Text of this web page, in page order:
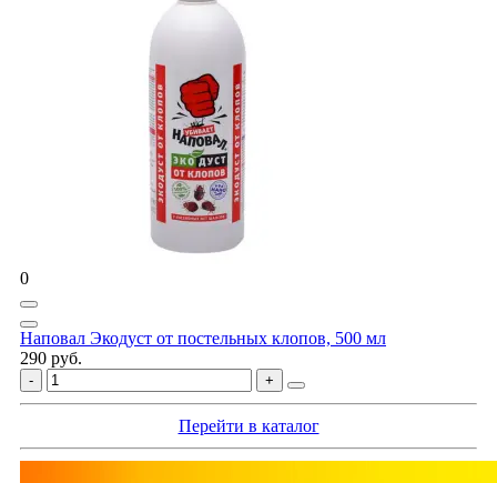
0
Наповал Экодуст от постельных клопов, 500 мл
290 руб.
Перейти в каталог